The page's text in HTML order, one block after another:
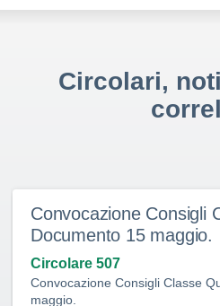
Circolari,
Convocazione Consigli
Documento 15 maggio.
Circolare 507
Convocazione Consigli Classe
maggio.